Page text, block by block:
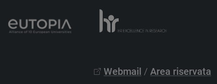
Webmail / Area riservata